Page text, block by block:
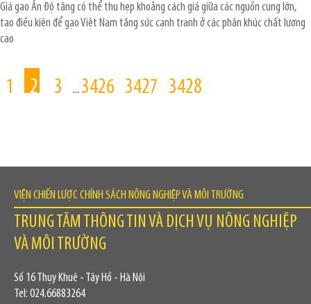
Giá gạo Ấn Độ tăng có thể thu hẹp khoảng cách giá giữa các nguồn cung lớn,
tạo điều kiện để gạo Việt Nam tăng sức cạnh tranh ở các phân khúc chất lượng
cao
1 2 3 ... 3426 3427 3428
VIỆN CHIẾN LƯỢC CHÍNH SÁCH NÔNG NGHIỆP VÀ MÔI TRƯỜNG
TRUNG TÂM THÔNG TIN VÀ DỊCH VỤ NÔNG NGHIỆP
VÀ MÔI TRƯỜNG
Số 16 Thụy Khuê - Tây Hồ - Hà Nội
Tel: 024.66883264